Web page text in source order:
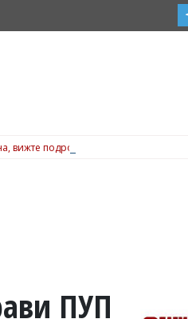
вижте подробности
ПУП